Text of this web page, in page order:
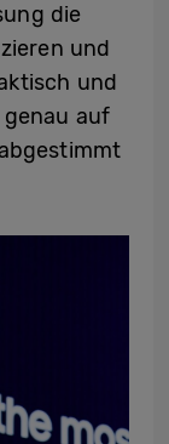
die
und
und
auf